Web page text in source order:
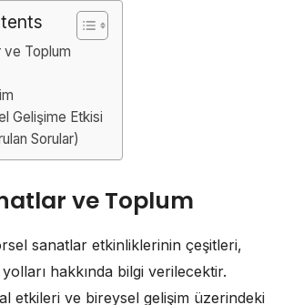
ve Toplum
Gelişime Etkisi
Sorular)
ve Toplum
sanatlar etkinliklerinin çeşitleri,
hakkında bilgi verilecektir.
etkileri ve bireysel gelişim üzerindeki